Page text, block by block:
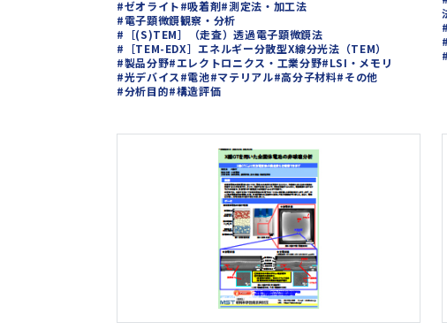
#ゼオライト#吸着剤#測定法・加工法
#電子顕微鏡観察・分析
#［(S)TEM］（走査）透過電子顕微鏡法
#［TEM-EDX］エネルギー分散型X線分光法（TEM）
#製品分野#エレクトロニクス・工業分野#LSI・メモリ
#光デバイス#電池#マテリアル#高分子材料#その他
#分析目的#構造評価